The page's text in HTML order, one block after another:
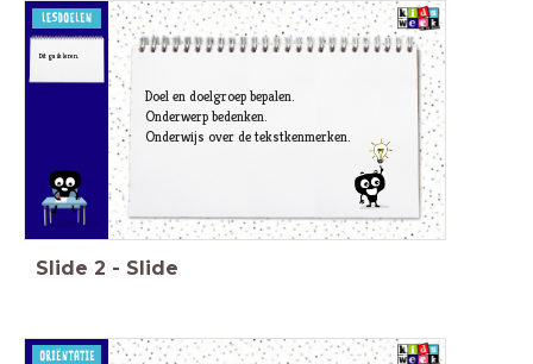
Doel en doelgroep bepalen.
Onderwerp bedenken.
Onderwijs over de tekstkenmerken.
Dit ga ik leren.
Slide 2 - Slide